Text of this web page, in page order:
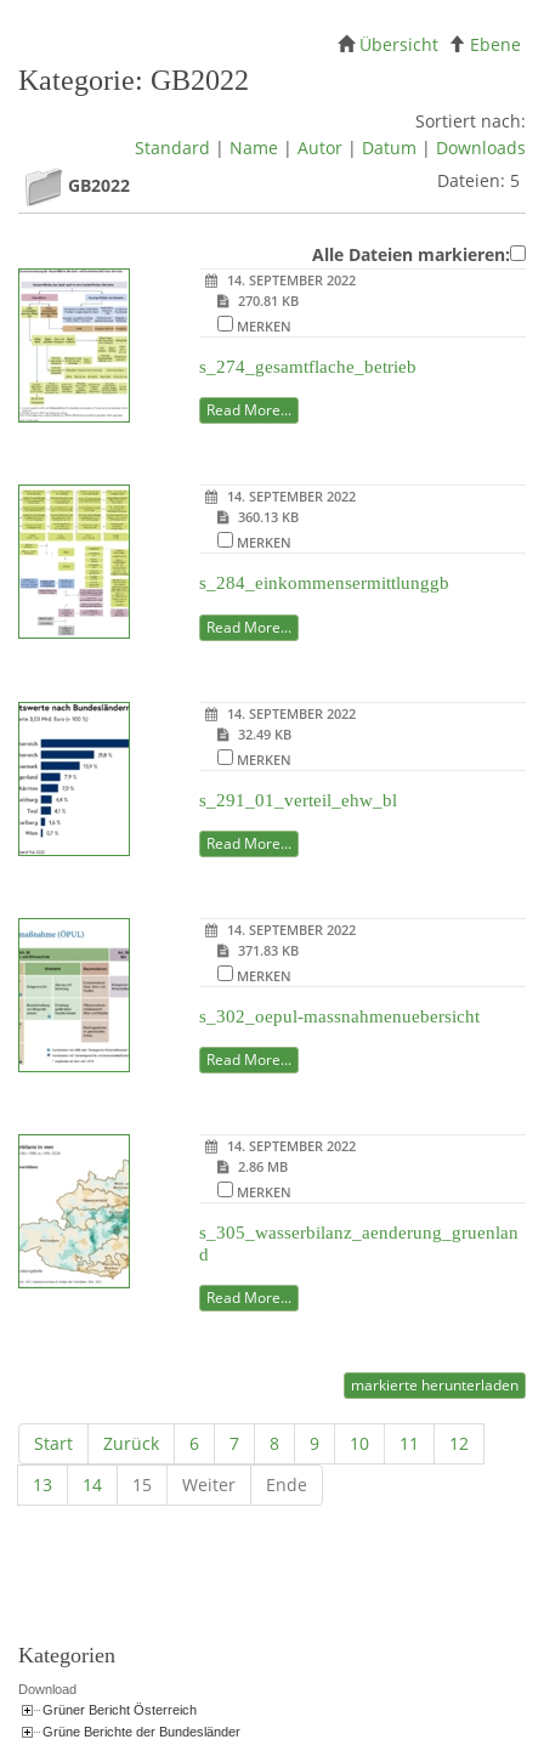
Übersicht Ebene
Kategorie: GB2022
Sortiert nach:
Standard | Name | Autor | Datum | Downloads
GB2022
Dateien: 5
Alle Dateien markieren:
14. SEPTEMBER 2022
270.81 KB
MERKEN
s_274_gesamtflache_betrieb
Read More...
14. SEPTEMBER 2022
360.13 KB
MERKEN
s_284_einkommensermittlunggb
Read More...
14. SEPTEMBER 2022
32.49 KB
MERKEN
s_291_01_verteil_ehw_bl
Read More...
14. SEPTEMBER 2022
371.83 KB
MERKEN
s_302_oepul-massnahmenuebersicht
Read More...
14. SEPTEMBER 2022
2.86 MB
MERKEN
s_305_wasserbilanz_aenderung_gruenlan
d
Read More...
markierte herunterladen
Start Zurück 6 7 8 9 10 11
12
13
14 15 Weiter Ende
Kategorien
Download
Grüner Bericht Österreich
Grüne Berichte der Bundesländer